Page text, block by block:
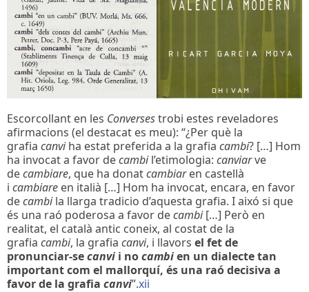
Escorcollant en les Conversestrobi estes reveladores
afirmacions (el destacat es meu): “¿Per què la
grafia canviha estat preferida a la grafia cambi? […] Hom
ha invocat a favor decambil’etimologia: canviarve
decambiare, que ha donatcambiaren castellà
i cambiare en italià […] Hom ha invocat, encara, en favor
decambila llarga tradicio d’aquesta grafia. I aixó si que
és una raó poderosa a favor decambi[…] Però en
realitat, el català antic coneix, al costat de la
grafia cambi, la grafia canvi, i llavors el fet de
pronunciar-secanvi i nocambien un dialecte tan
important com el mallorquí, és una raó decisiva a
favor de la grafia canvi”.xii